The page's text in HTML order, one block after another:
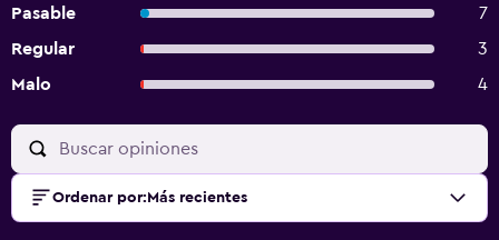
Pasable
7
Regular
3
Malo
4
Ordenar por: Más recientes